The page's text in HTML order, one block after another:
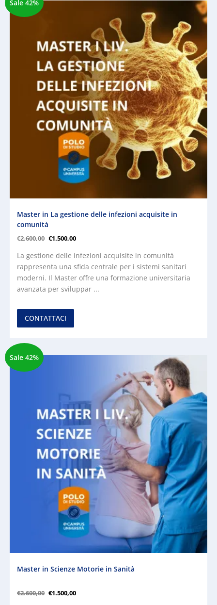
Sale 42%
Master in La gestione delle infezioni acquisite in
comunità
€2.600,00 €1.500,00
La gestione delle infezioni acquisite in comunità
rappresenta una sfida centrale per i sistemi sanitari
moderni. Il Master offre una formazione universitaria
avanzata per sviluppar ...
CONTATTACI
Sale 42%
Master in Scienze Motorie in Sanità
€2.600,00 €1.500,00